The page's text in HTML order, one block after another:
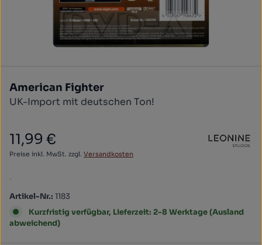
American Fighter
UK-Import mit deutschen Ton!
Regulärer Preis:
11,99 €
Preise inkl. MwSt. zzgl. Versandkosten
.
Artikel-Nr.: 1183
Kurzfristig verfügbar, Lieferzeit: 2-8 Werktage (Ausland
abweichend)